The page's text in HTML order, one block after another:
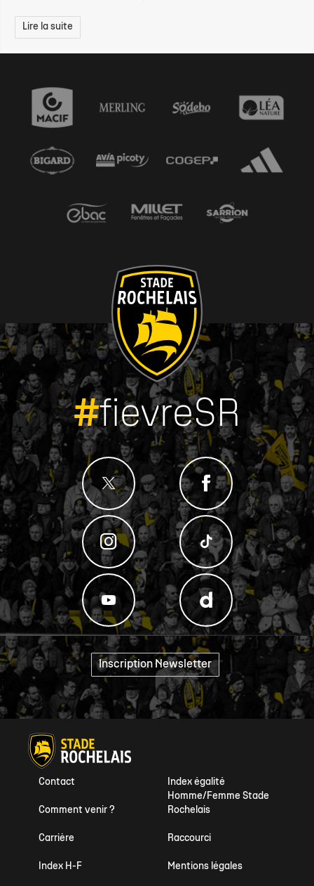
Lire la suite
#fievreSR
Inscription Newsletter "
Index égalité
Homme/Femme Stade
Rochelais
Contact
Comment venir ?
Raccourci
Carrière
Mentions légales
Index H-F